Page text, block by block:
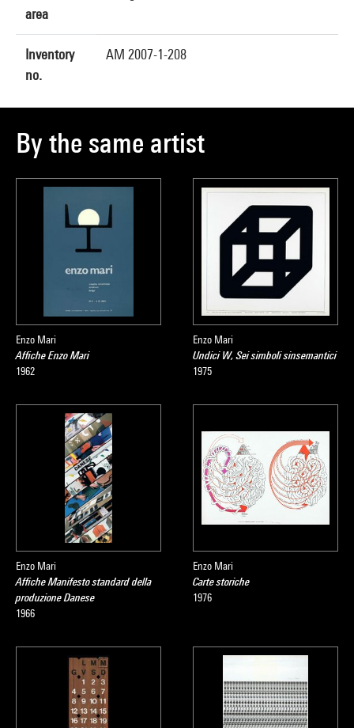
area
Inventory
no.
AM 2007-1-208
By the same artist
Enzo Mari
Affiche Enzo Mari
1962
Enzo Mari
Undici W, Sei simboli sinsemantici
1975
Enzo Mari
Affiche Manifesto standard della
produzione Danese
1966
Enzo Mari
Carte storiche
1976